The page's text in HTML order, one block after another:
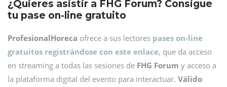
¿Quieres asistir a FHG Forum? Consigue
tu pase on-line gratuito
ProfesionalHoreca ofrece a sus lectores pases on-line
gratuitos registrándose con este enlace, que da acceso
en streaming a todas las sesiones de FHG Forum y acceso a
la plataforma digital del evento para interactuar. Válido